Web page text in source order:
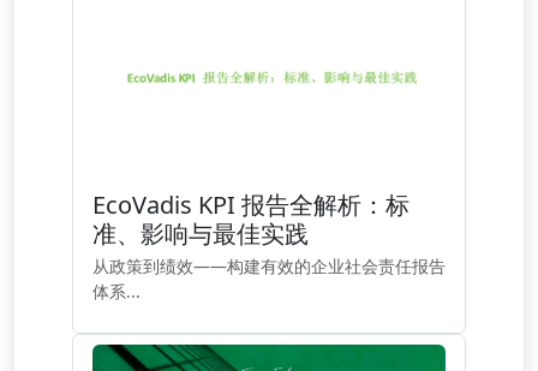
EcoVadis KPI 报告全解析：标
准、影响与最佳实践
从政策到绩效——构建有效的企业社会责任报告
体系...